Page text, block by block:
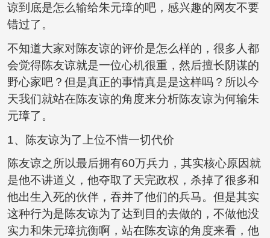
谅到底是怎么输给朱元璋的吧，感兴趣的网友不要
错过了。
不知道大家对陈友谅的评价是怎么样的，很多人都
会觉得陈友谅就是一位心机很重，然后擅长阴谋的
野心家吧？但是真正的事情真是是这样吗？所以今
天我们就站在陈友谅的角度来分析陈友谅为何输朱
元璋了。
1、陈友谅为了上位不惜一切代价
陈友谅之所以最后拥有60万兵力，其实核心原因就
是他不讲道义，他夺取了天完政权，杀掉了很多和
他出生入死的伙伴，吞并了他们的兵马。但是其实
这种行为是陈友谅为了达到目的去做的，不做他没
实力和朱元璋抗衡啊，站在陈友谅的角度来看，他